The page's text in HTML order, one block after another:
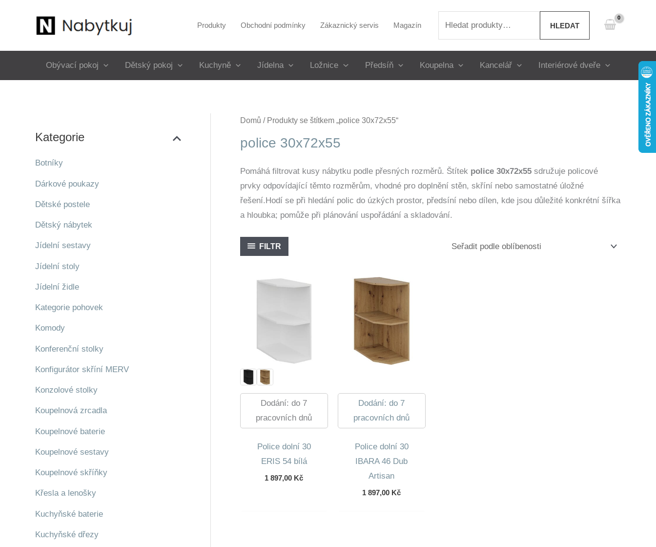
Produkty Obchodní podmínky Zákaznický servis Magazín HLEDAT
Obývací pokoj Dětský pokoj Kuchyně Jídelna Ložnice Předsíň Koupelna Kancelář Interiérové dveře
Kategorie
Botníky
Dárkové poukazy
Dětské postele
Dětský nábytek
Jídelní sestavy
Jídelní stoly
Jídelní židle
Kategorie pohovek
Komody
Konferenční stolky
Konfigurátor skříní MERV
Konzolové stolky
Koupelnová zrcadla
Koupelnové baterie
Koupelnové sestavy
Koupelnové skříňky
Křesla a lenošky
Kuchyňské baterie
Kuchyňské dřezy
Domů / Produkty se štítkem „police 30x72x55“
police 30x72x55
Pomáhá filtrovat kusy nábytku podle přesných rozměrů. Štítek police 30x72x55 sdružuje policové
prvky odpovídající těmto rozměrům, vhodné pro doplnění stěn, skříní nebo samostatné úložné
řešení.Hodí se při hledání polic do úzkých prostor, předsíní nebo dílen, kde jsou důležité konkrétní šířka
a hloubka; pomůže při plánování uspořádání a skladování.
FILTR
Dodání: do 7
pracovních dnů
Police dolní 30
ERIS 54 bílá
1 897,00 Kč
Dodání: do 7
pracovních dnů
Police dolní 30
IBARA 46 Dub
Artisan
1 897,00 Kč